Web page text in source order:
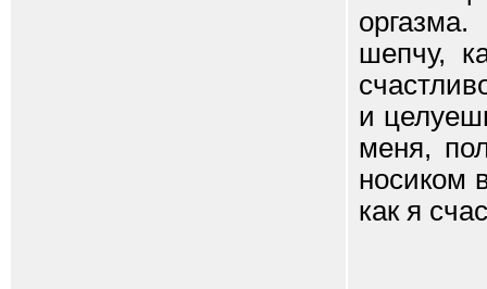
шепчу,
и
меня,
носиком
как я